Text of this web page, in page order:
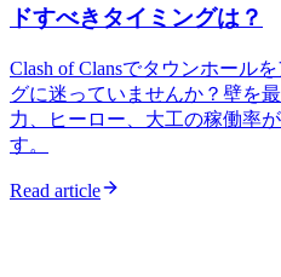
ドすべきタイミングは？
Clash of Clansでタウンホール
グに迷っていませんか？壁を
力、ヒーロー、大工の稼働率
す。
Read article